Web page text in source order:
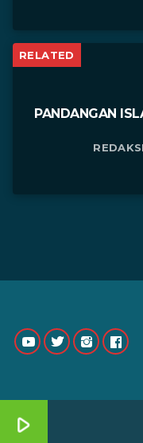
RELATED
PANDANGAN
play_arrow